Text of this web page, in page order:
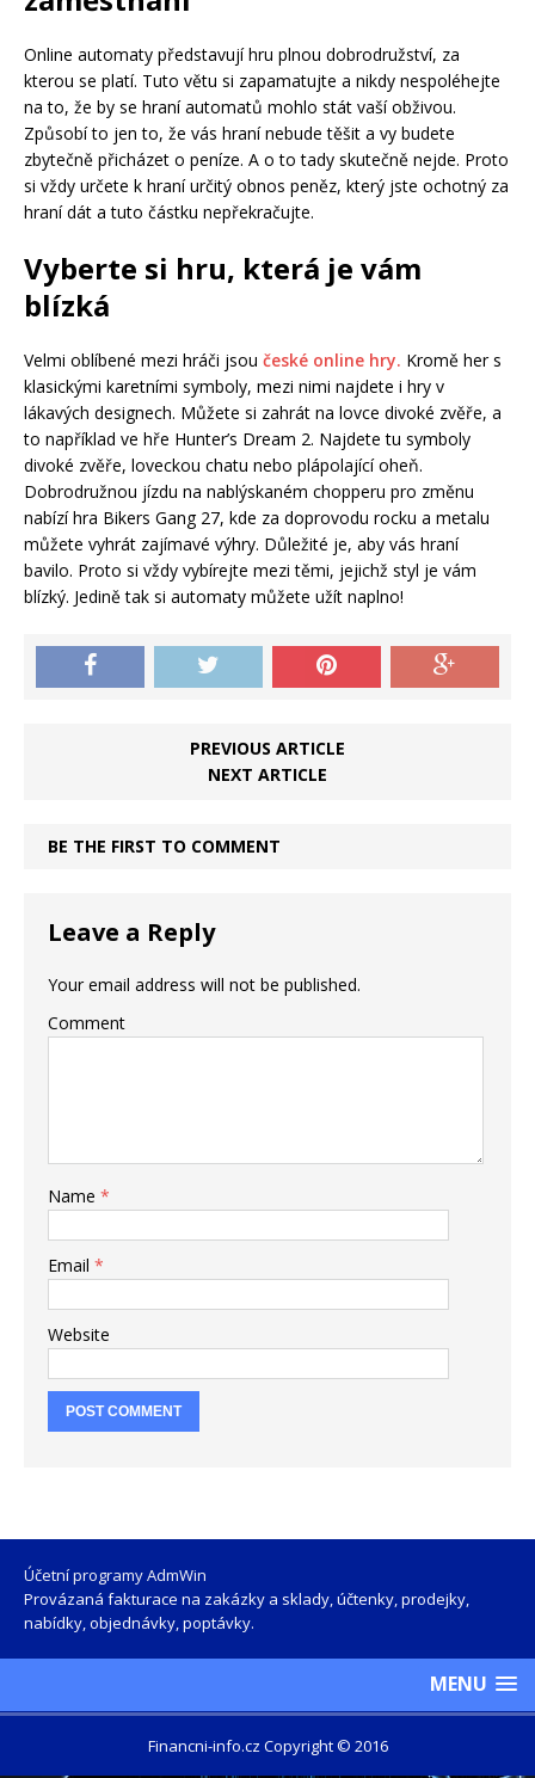
Online automaty představují hru plnou dobrodružství, za
kterou se platí. Tuto větu si zapamatujte a nikdy nespoléhejte
na to, že by se hraní automatů mohlo stát vaší obživou.
Způsobí to jen to, že vás hraní nebude těšit a vy budete
zbytečně přicházet o peníze. A o to tady skutečně nejde. Proto
si vždy určete k hraní určitý obnos peněz, který jste ochotný za
hraní dát a tuto částku nepřekračujte.
Vyberte si hru, která je vám
blízká
Velmi oblíbené mezi hráči jsou české online hry. Kromě her s
klasickými karetními symboly, mezi nimi najdete i hry v
lákavých designech. Můžete si zahrát na lovce divoké zvěře, a
to například ve hře Hunter’s Dream 2. Najdete tu symboly
divoké zvěře, loveckou chatu nebo plápolající oheň.
Dobrodružnou jízdu na nablýskaném chopperu pro změnu
nabízí hra Bikers Gang 27, kde za doprovodu rocku a metalu
můžete vyhrát zajímavé výhry. Důležité je, aby vás hraní
bavilo. Proto si vždy vybírejte mezi těmi, jejichž styl je vám
blízký. Jedině tak si automaty můžete užít naplno!
PREVIOUS ARTICLE
NEXT ARTICLE
BE THE FIRST TO COMMENT
Leave a Reply
Your email address will not be published.
Comment
Name *
Email *
Website
Účetní programy AdmWin
Provázaná fakturace na zakázky a sklady, účtenky, prodejky,
nabídky, objednávky, poptávky.
MENU
Financni-info.cz Copyright © 2016